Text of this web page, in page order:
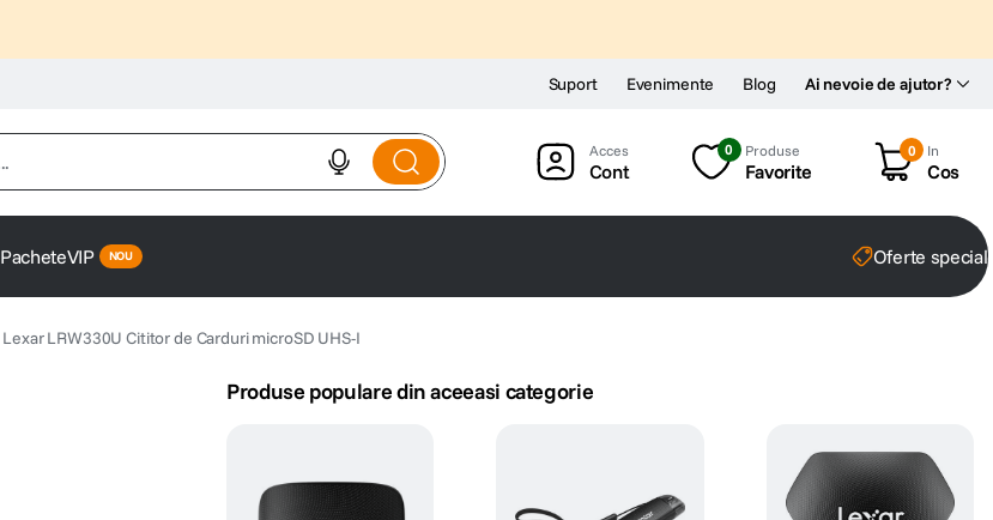
Ai nevoie de ajutor?
Suport Evenimente Blog
Cont
0 Produse
Favorite
0 In
Cos
PacheteVIP Oferte
Lexar LRW330U Cititor de Carduri microSD UHS-I
Produse populare din aceeasi categorie